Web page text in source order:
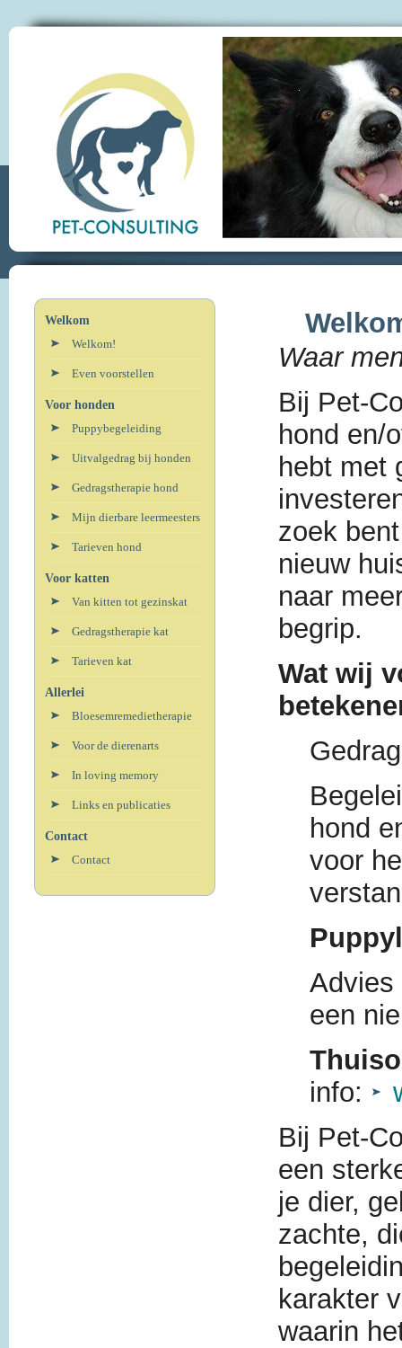
Welkom
Welkom!
Even voorstellen
Voor honden
Puppybegeleiding
Uitvalgedrag bij honden
Gedragstherapie hond
Mijn dierbare leermeesters
Tarieven hond
Voor katten
Van kitten tot gezinskat
Gedragstherapie kat
Tarieven kat
Allerlei
Bloesemremedietherapie
Voor de dierenarts
In loving memory
Links en publicaties
Contact
Contact
Waar
Bij Pet-
hond en/
hebt met
zoek
nieuw
naar
begrip.
Wat wij
hond
voor
een
info:
Bij Pet-
een
je dier,
zachte,
karakter
waarin